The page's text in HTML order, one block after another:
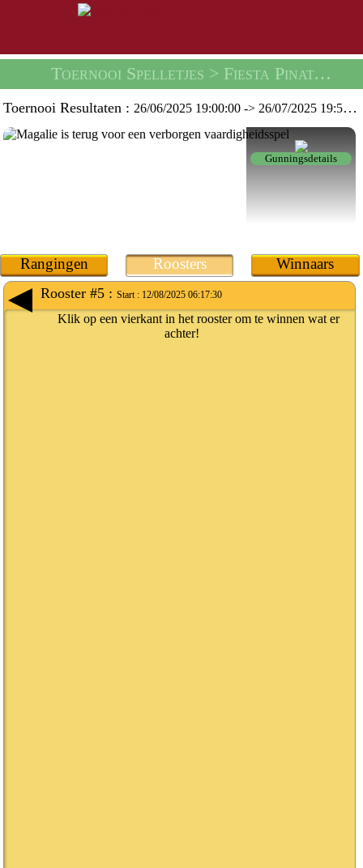
Toernooi Spelletjes > Fiesta Pinata- Toernooi -
Toernooi Resultaten :26/06/2025 19:00:00 -> 26/07/2025 19:59:59
Gunningsdetails
Rangingen Roosters Winnaars
Rooster #5 : Start : 12/08/2025 06:17:30
Klik op een vierkant in het rooster om te winnen wat er
achter!